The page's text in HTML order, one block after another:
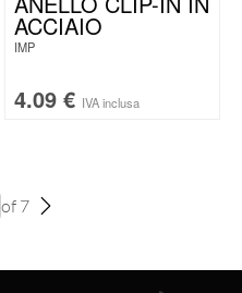
ACCIAIO
IMP
4.09 € IVA inclusa
of 7